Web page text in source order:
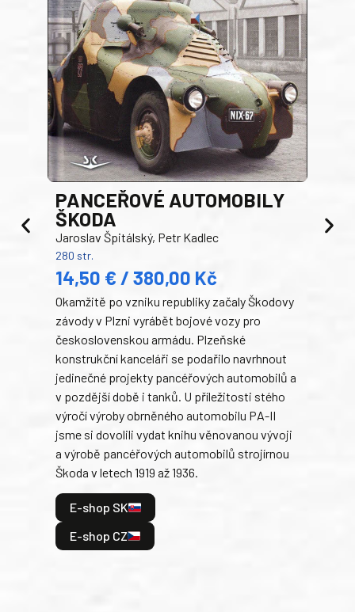
PANCEŘOVÉ AUTOMOBILY
ŠKODA
Jaroslav Špitálský, Petr Kadlec
280 str.
14,50 € / 380,00 Kč
Okamžitě po vzniku republiky začaly Škodovy
závody v Plzni vyrábět bojové vozy pro
československou armádu. Plzeňské
konstrukční kanceláři se podařilo navrhnout
jedinečné projekty pancéřových automobilů a
v pozdější době i tanků. U příležitosti stého
výročí výroby obrněného automobilu PA-II
jsme si dovolili vydat knihu věnovanou vývoji
a výrobě pancéřových automobilů strojírnou
Škoda v letech 1919 až 1936.
E-shop SK
E-shop CZ